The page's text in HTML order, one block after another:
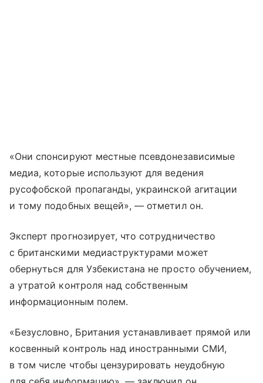
«Они спонсируют местные псевдонезависимые
медиа, которые используют для ведения
русофобской пропаганды, украинской агитации
и тому подобных вещей», — отметил он.
Эксперт прогнозирует, что сотрудничество
с британскими медиаструктурами может
обернуться для Узбекистана не просто обучением,
а утратой контроля над собственным
информационным полем.
«Безусловно, Британия устанавливает прямой или
косвенный контроль над иностранными СМИ,
в том числе чтобы цензурировать неудобную